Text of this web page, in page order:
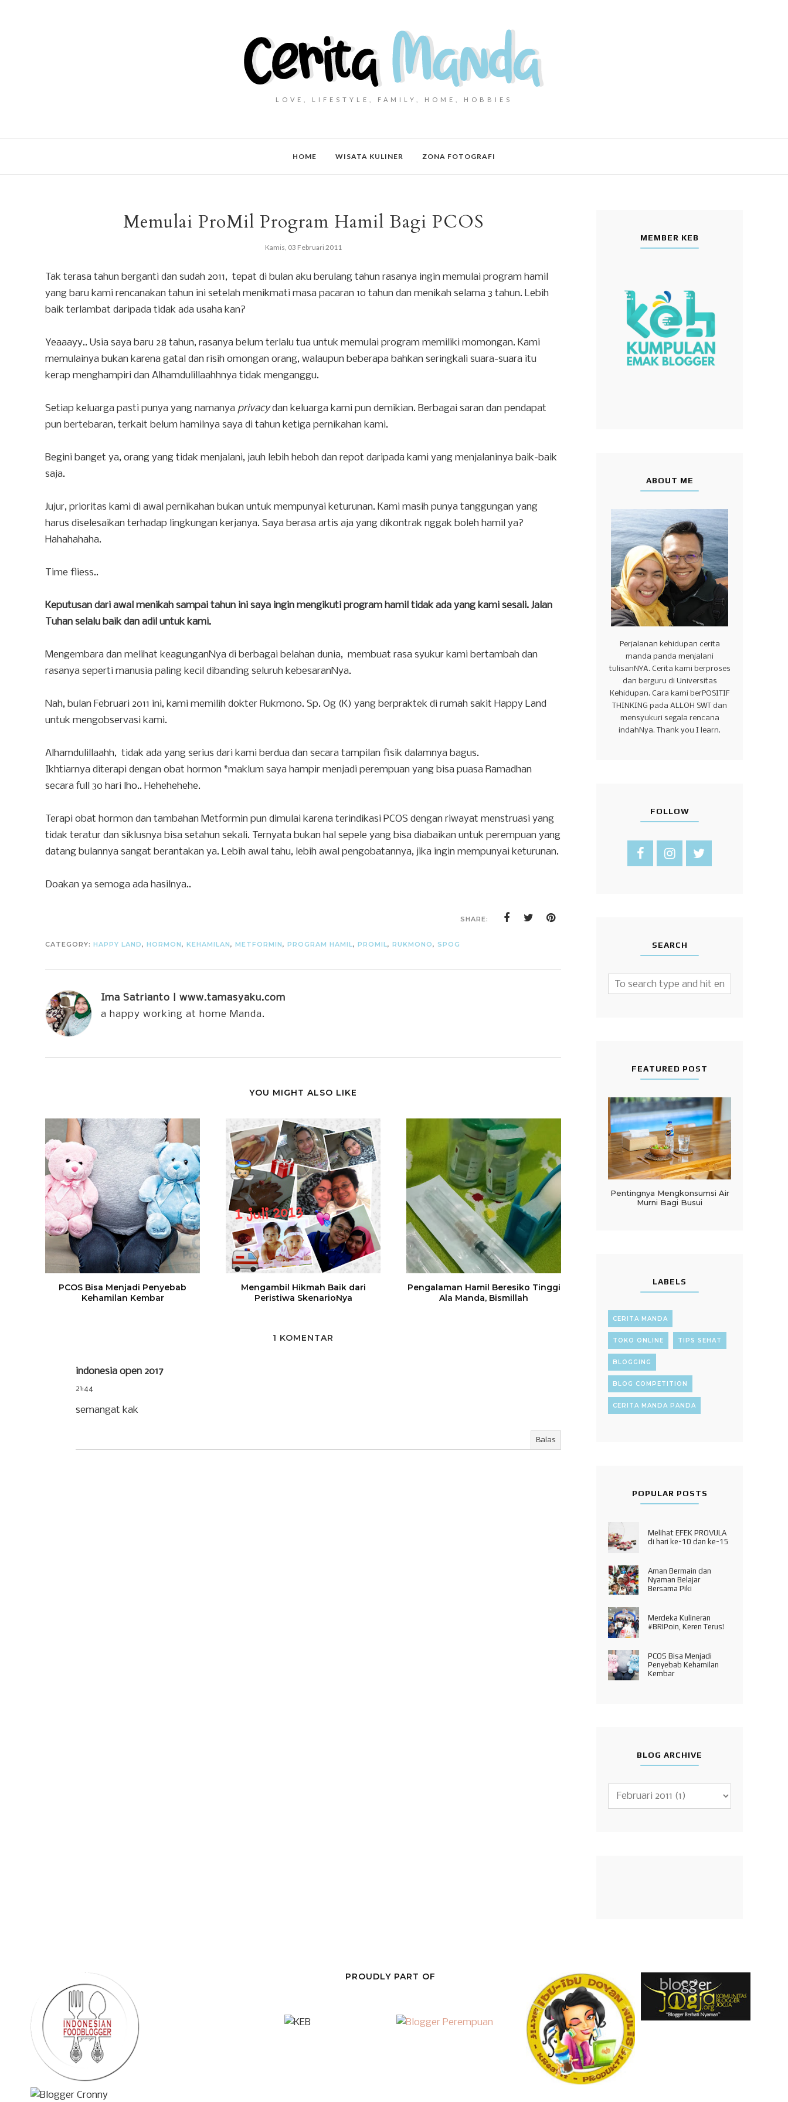
LOVE, LIFESTYLE, FAMILY, HOME, HOBBIES
HOME WISATA KULINER ZONA FOTOGRAFI
Memulai ProMil Program Hamil Bagi PCOS
Kamis, 03 Februari 2011
Tak terasa tahun berganti dan sudah 2011, tepat di bulan aku berulang tahun rasanya ingin memulai program hamil
yang baru kami rencanakan tahun ini setelah menikmati masa pacaran 10 tahun dan menikah selama 3 tahun. Lebih
baik terlambat daripada tidak ada usaha kan?
Yeaaayy.. Usia saya baru 28 tahun, rasanya belum terlalu tua untuk memulai program memiliki momongan. Kami
memulainya bukan karena gatal dan risih omongan orang, walaupun beberapa bahkan seringkali suara-suara itu
kerap menghampiri dan Alhamdulillaahhnya tidak menganggu.
Setiap keluarga pasti punya yang namanya privacydan keluarga kami pun demikian. Berbagai saran dan pendapat
pun bertebaran, terkait belum hamilnya saya di tahun ketiga pernikahan kami.
Begini banget ya, orang yang tidak menjalani, jauh lebih heboh dan repot daripada kami yang menjalaninya baik-baik
saja.
Jujur, prioritas kami di awal pernikahan bukan untuk mempunyai keturunan. Kami masih punya tanggungan yang
harus diselesaikan terhadap lingkungan kerjanya. Saya berasa artis aja yang dikontrak nggak boleh hamil ya?
Hahahahaha.
Time fliess..
Keputusan dari awal menikah sampai tahun ini saya ingin mengikuti program hamil tidak ada yang kami sesali. Jalan
Tuhan selalu baik dan adil untuk kami.
Mengembara dan melihat keagunganNya di berbagai belahan dunia, membuat rasa syukur kami bertambah dan
rasanya seperti manusia paling kecil dibanding seluruh kebesaranNya.
Nah, bulan Februari 2011 ini, kami memilih dokter Rukmono. Sp. Og (K) yang berpraktek di rumah sakit Happy Land
untuk mengobservasi kami.
Alhamdulillaahh, tidak ada yang serius dari kami berdua dan secara tampilan fisik dalamnya bagus.
Ikhtiarnya diterapi dengan obat hormon *maklum saya hampir menjadi perempuan yang bisa puasa Ramadhan
secara full 30 hari lho.. Hehehehehe.
Terapi obat hormon dan tambahan Metformin pun dimulai karena terindikasi PCOS dengan riwayat menstruasi yang
tidak teratur dan siklusnya bisa setahun sekali. Ternyata bukan hal sepele yang bisa diabaikan untuk perempuan yang
datang bulannya sangat berantakan ya. Lebih awal tahu, lebih awal pengobatannya, jika ingin mempunyai keturunan.
Doakan ya semoga ada hasilnya..
SHARE:
CATEGORY: HAPPY LAND, HORMON, KEHAMILAN, METFORMIN, PROGRAM HAMIL, PROMIL, RUKMONO, SPOG
Ima Satrianto | www.tamasyaku.com
a happy working at home Manda.
YOU MIGHT ALSO LIKE
PCOS Bisa Menjadi Penyebab
Kehamilan Kembar
Mengambil Hikmah Baik dari
Peristiwa SkenarioNya
Pengalaman Hamil Beresiko Tinggi
Ala Manda, Bismillah
1 KOMENTAR
indonesia open 2017
21:44
semangat kak
Balas
MEMBER KEB
ABOUT ME
Perjalanan kehidupan cerita
manda panda menjalani
tulisanNYA. Cerita kami berproses
dan berguru di Universitas
Kehidupan. Cara kami berPOSITIF
THINKING pada ALLOH SWT dan
mensyukuri segala rencana
indahNya. Thank you I learn.
FOLLOW
SEARCH
FEATURED POST
Pentingnya Mengkonsumsi Air
Murni Bagi Busui
LABELS
CERITA MANDA
TOKO ONLINE TIPS SEHAT
BLOGGING
BLOG COMPETITION
CERITA MANDA PANDA
POPULAR POSTS
Melihat EFEK PROVULA
di hari ke-10 dan ke-15
Aman Bermain dan
Nyaman Belajar
Bersama Piki
Merdeka Kulineran
#BRIPoin, Keren Terus!
PCOS Bisa Menjadi
Penyebab Kehamilan
Kembar
BLOG ARCHIVE
PROUDLY PART OF